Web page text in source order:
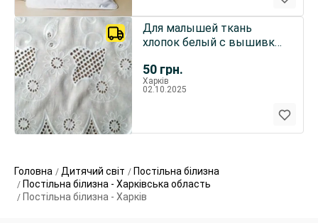
50 грн.
Для малышей ткань
хлопок белый с вышивкой
Харків
02.10.2025
Головна Дитячий світ
Постільна білизна
Постільна білизна - Харківська область
Постільна білизна - Харків